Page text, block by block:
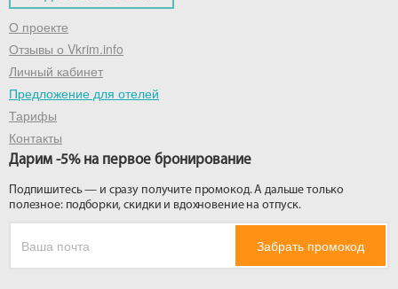
О проекте
Отзывы о Vkrim.info
Личный кабинет
Предложение для отелей
Тарифы
Контакты
Дарим -5% на первое бронирование
Подпишитесь — и сразу получите промокод. А дальше только
полезное: подборки, скидки и вдохновение на отпуск.
Забрать промокод